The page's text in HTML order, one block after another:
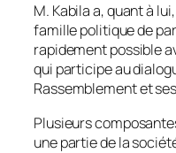
M. Kabila a, quant à
famille politique de
rapidement possible
qui participe au
Rassemblement et
Plusieurs
une partie de la